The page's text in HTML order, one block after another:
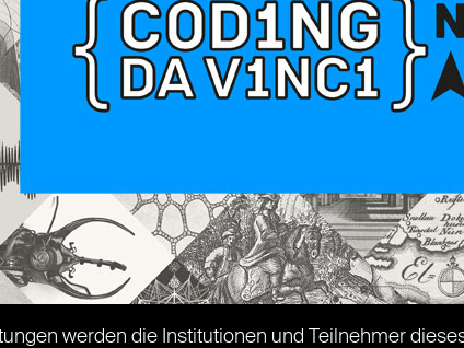
werden die Institutionen und Teilnehmer